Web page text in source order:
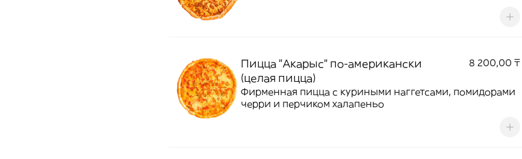
Пицца "Акарыс" по-американски
(целая пицца)
8 200,00 ₸
Фирменная пицца с куриными наггетсами, помидорами
черри и перчиком халапеньо